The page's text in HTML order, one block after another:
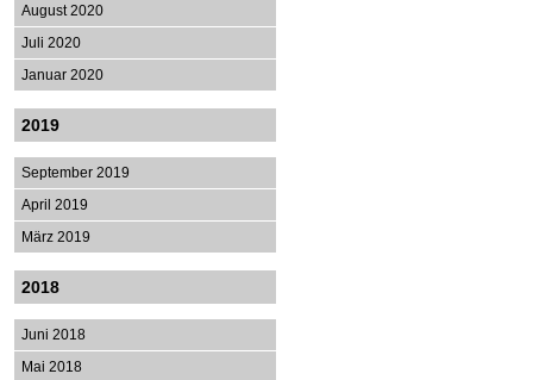
August 2020
Juli 2020
Januar 2020
2019
September 2019
April 2019
März 2019
2018
Juni 2018
Mai 2018